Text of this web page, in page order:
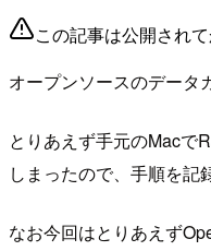
この記事は公開され
オープンソースのデータ
とりあえず手元のMacで
しまったので、手順を記
なお今回はとりあえず